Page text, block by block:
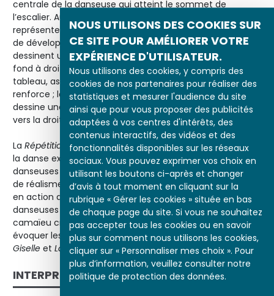
NOUS UTILISONS DES COOKIES SUR
CE SITE POUR AMÉLIORER VOTRE
EXPÉRIENCE D'UTILISATEUR.
Nous utilisons des cookies, y compris des
cookies de nos partenaires pour réaliser des
statistiques et mesurer l'audience du site
ainsi que pour vous proposer des publicités
adaptées à vos centres d'intérêts, des
contenus interactifs, des vidéos et des
fonctionnalités disponibles sur les réseaux
sociaux. Vous pouvez exprimer vos choix en
utilisant les boutons ci-après et changer
d’avis à tout moment en cliquant sur la
rubrique « Gérer les cookies » située en bas
de chaque page du site. Si vous ne souhaitez
pas accepter tous les cookies ou en savoir
plus sur comment nous utilisons les cookies,
cliquer sur « Personnaliser mes choix ». Pour
plus d’information, veuillez consulter notre
politique de protection des données.
centrale de la danseuse qui atteint le sommet de
l’escalier. Au lieu d’utiliser la toile dans sa hauteur pour
représenter le mouvement d’ascension, Degas a choisi
de développer la scène dans sa longueur : les danseuses
dessinent une ligne oblique qui court jusqu’à la fenêtre du
fond à droite ; le contraste entre la partie gauche du
tableau, assez sombre, et la partie droite, claire, la
renforce ; la discrète différence de peinture du mur
dessine une autre oblique ; les deux entraînent le regard
vers la droite, ce qui contribue à traduire le mouvement.
La Répétition d’un ballet sur la scène, premier tableau sur
la danse exposé par Degas, montre le travail des
danseuses sur la scène, avec un fort contraste, fascinant
de réalisme, entre les attitudes gracieuses des ballerines
en action dans le fond et les poses inélégantes des
danseuses au repos au premier plan. La peinture en
camaïeu crée une atmosphère lunaire qui n’est pas sans
évoquer les ballets blancs, symboles du romantisme :
Giselle et La Sylphide.
INTERPRÉTATION